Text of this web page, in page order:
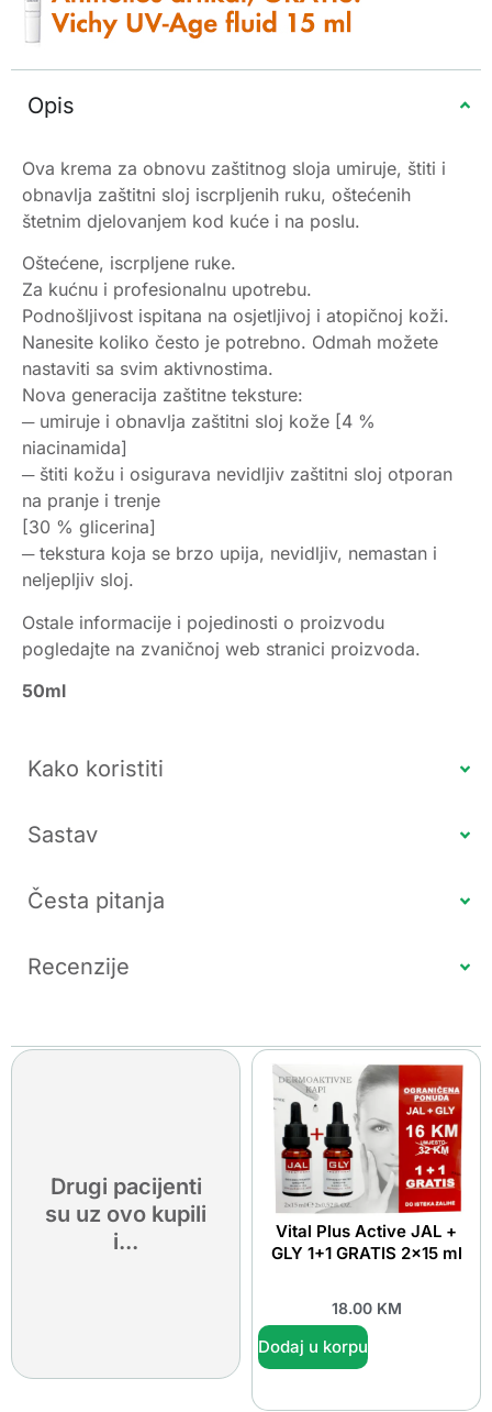
Opis
Ova krema za obnovu zaštitnog sloja umiruje, štiti i
obnavlja zaštitni sloj iscrpljenih ruku, oštećenih
štetnim djelovanjem kod kuće i na poslu.
Oštećene, iscrpljene ruke.
Za kućnu i profesionalnu upotrebu.
Podnošljivost ispitana na osjetljivoj i atopičnoj koži.
Nanesite koliko često je potrebno. Odmah možete
nastaviti sa svim aktivnostima.
Nova generacija zaštitne teksture:
─ umiruje i obnavlja zaštitni sloj kože [4 %
niacinamida]
─ štiti kožu i osigurava nevidljiv zaštitni sloj otporan
na pranje i trenje
[30 % glicerina]
─ tekstura koja se brzo upija, nevidljiv, nemastan i
neljepljiv sloj.
Ostale informacije i pojedinosti o proizvodu
pogledajte na zvaničnoj web stranici proizvoda.
50ml
Kako koristiti
Sastav
Česta pitanja
Recenzije
Drugi pacijenti
su uz ovo kupili
i...
Vital Plus Active JAL +
GLY 1+1 GRATIS 2×15 ml
18.00 KM
Dodaj u korpu